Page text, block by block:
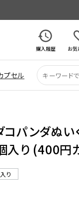
購入履歴
お気
プセル
コパンダぬ
り (400円
り